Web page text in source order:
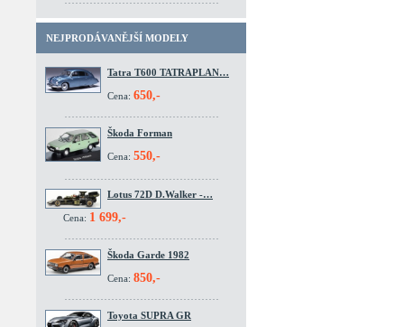
NEJPRODÁVANĚJŠÍ MODELY
Tatra T600 TATRAPLAN…
Cena: 650,-
Škoda Forman
Cena: 550,-
Lotus 72D D.Walker -…
Cena: 1 699,-
Škoda Garde 1982
Cena: 850,-
Toyota SUPRA GR